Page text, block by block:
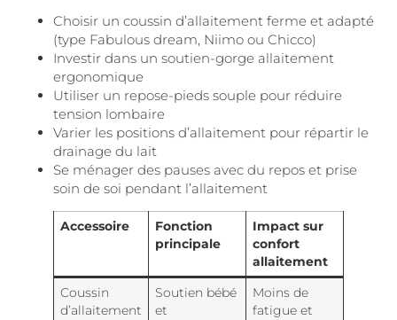
Choisir un coussin d’allaitement ferme et adapté
(type Fabulous dream, Niimo ou Chicco)
Investir dans un soutien-gorge allaitement
ergonomique
Utiliser un repose-pieds souple pour réduire
tension lombaire
Varier les positions d’allaitement pour répartir le
drainage du lait
Se ménager des pauses avec du repos et prise
soin de soi pendant l’allaitement
Accessoire
Fonction
principale
Impact sur
confort
allaitement
Coussin
d’allaitement
Soutien bébé
et
Moins de
fatigue et